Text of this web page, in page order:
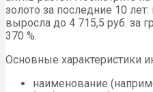
золото за последние 10
выросла до 4 715,5 руб. за
370 %.
Основные характеристики
наименование